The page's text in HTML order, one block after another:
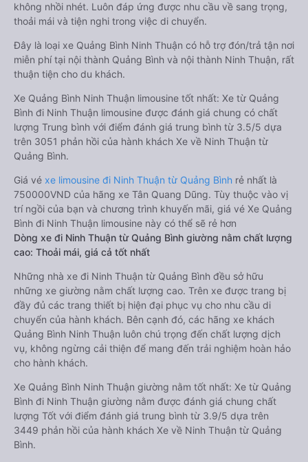
không nhồi nhét. Luôn đáp ứng được nhu cầu về sang trọng,
thoải mái và tiện nghi trong việc di chuyển.
Đây là loại xe Quảng Bình Ninh Thuận có hỗ trợ đón/trả tận nơi
miễn phí tại nội thành Quảng Bình và nội thành Ninh Thuận, rất
thuận tiện cho du khách.
Xe Quảng Bình Ninh Thuận limousine tốt nhất: Xe từ Quảng
Bình đi Ninh Thuận limousine được đánh giá chung có chất
lượng Trung bình với điểm đánh giá trung bình từ 3.5/5 dựa
trên 3051 phản hồi của hành khách Xe về Ninh Thuận từ
Quảng Bình.
Giá vé xe limousine đi Ninh Thuận từ Quảng Bình rẻ nhất là
750000VND của hãng xe Tân Quang Dũng. Tùy thuộc vào vị
trí ngồi của bạn và chương trình khuyến mãi, giá vé Xe Quảng
Bình đi Ninh Thuận limousine này có thể sẽ rẻ hơn
Dòng xe đi Ninh Thuận từ Quảng Bình giường nằm chất lượng
cao: Thoải mái, giá cả tốt nhất
Những nhà xe đi Ninh Thuận từ Quảng Bình đều sở hữu
những xe giường nằm chất lượng cao. Trên xe được trang bị
đầy đủ các trang thiết bị hiện đại phục vụ cho nhu cầu di
chuyển của hành khách. Bên cạnh đó, các hãng xe khách
Quảng Bình Ninh Thuận luôn chú trọng đến chất lượng dịch
vụ, không ngừng cải thiện để mang đến trải nghiệm hoàn hảo
cho hành khách.
Xe Quảng Bình Ninh Thuận giường nằm tốt nhất: Xe từ Quảng
Bình đi Ninh Thuận giường nằm được đánh giá chung chất
lượng Tốt với điểm đánh giá trung bình từ 3.9/5 dựa trên
3449 phản hồi của hành khách Xe về Ninh Thuận từ Quảng
Bình.